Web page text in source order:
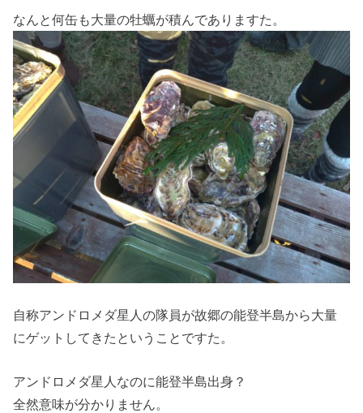
なんと何缶も大量の牡蠣が積んでありますた。
自称アンドロメダ星人の隊員が故郷の能登半島から大量
にゲットしてきたということですた。
アンドロメダ星人なのに能登半島出身？
全然意味が分かりません。